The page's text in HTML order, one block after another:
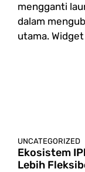
mengganti
dalam
utama. Widget
UNCATEGORIZED
Ekosistem
Lebih